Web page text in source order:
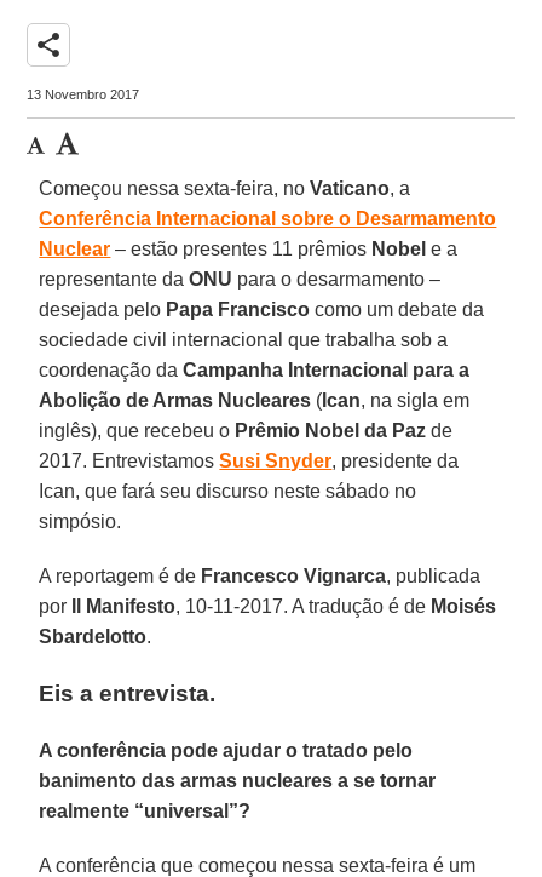
share
13 Novembro 2017
Começou nessa sexta-feira, noVaticano, a
Conferência Internacional sobre o Desarmamento
Nuclear – estão presentes 11 prêmios Nobel e a
representante daONU para o desarmamento –
desejada pelo Papa Francisco como um debate da
sociedade civil internacional que trabalha sob a
coordenação daCampanha Internacional para a
Abolição de Armas Nucleares ( Ican, na sigla em
inglês), que recebeu o Prêmio Nobel da Paz de
2017. EntrevistamosSusi Snyder, presidente da
Ican, que fará seu discurso neste sábado no
simpósio.
A reportagem é de Francesco Vignarca, publicada
por
Il Manifesto, 10-11-2017. A tradução é de Moisés
Sbardelotto.
Eis a entrevista.
A conferência pode ajudar o tratado pelo
banimento das armas nucleares a se tornar
realmente “universal”?
A conferência que começou nessa sexta-feira é um